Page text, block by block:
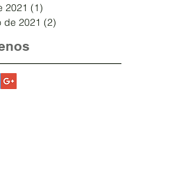
2021 (1)
de 2021 (2)